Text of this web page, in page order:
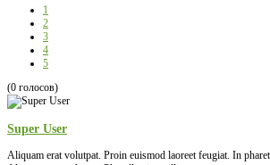
1
2
3
4
5
(0 голосов)
Super User
Aliquam erat volutpat. Proin euismod laoreet feugiat. In